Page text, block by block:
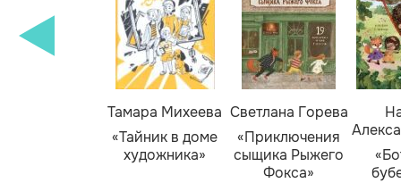
Тамара Михеева
«Тайник в доме
художника»
Светлана Горева
«Приключения
сыщика Рыжего
Фокса»